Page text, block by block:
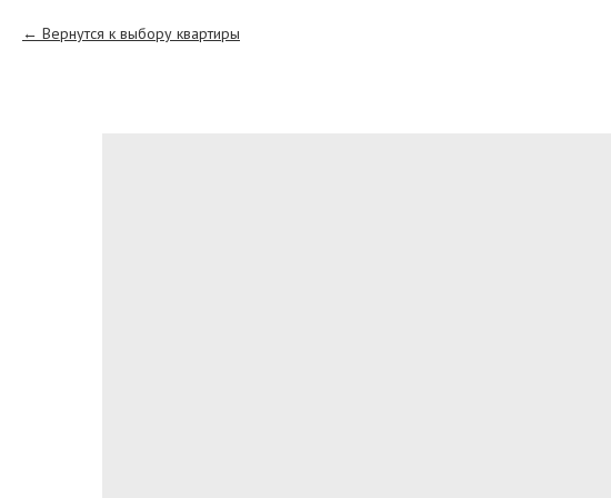
Вернутся к выбору квартиры